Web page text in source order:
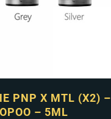
PNP X MTL (X2) –
– 5ML